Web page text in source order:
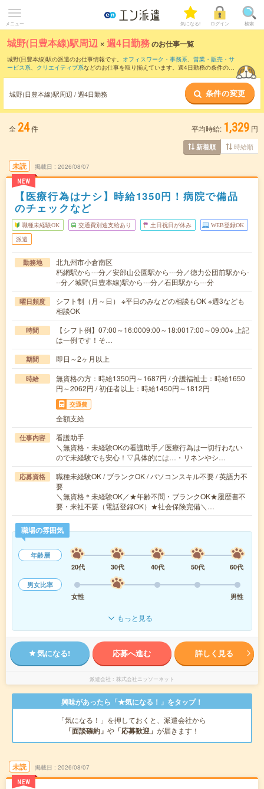
メニュー 気になる! ログイン 検索
城野(日豊本線)駅周辺 ×週4日勤務のお仕事一覧
城野(日豊本線)駅の派遣のお仕事情報です。 オフィスワーク・事務系、 営業・販売・サ
ービス系、 クリエイティブ系などのお仕事を取り揃えています。週4日勤務の条件の他
城野(日豊本線)駅周辺 / 週4日勤務 条件の変更
全 24件 平均時給: 1,329 円
新着順 時給順
未読
NEW
掲載日 2026/08/07
【医療行為はナシ】時給1350円！病院で備品
のチェックなど
職種未経験OK 交通費別途支給あり 土日祝日が休み WEB登録OK
派遣
勤務地
北九州市小倉南区
朽網駅から---分／安部山公園駅から---分／徳力公団前駅から-
--分／城野(日豊本線)駅から---分／石田駅から---分
曜日頻度
シフト制（月～日） ※平日のみなどの相談もOK ※週3なども
相談OK
時間
【シフト例】07:00～16:0009:00～18:0017:00～09:00※ 上記
は一例です！そ…
期間 即日～2ヶ月以上
時給
無資格の方：時給1350円～1687円 / 介護福祉士：時給1650
円～2062円 / 初任者以上：時給1450円～1812円
交通費
全額支給
仕事内容
看護助手
＼無資格・未経験OKの看護助手／医療行為は一切行わない
ので未経験でも安心！▽具体的には…・リネンやシ…
応募資格
職種未経験OK / ブランクOK / パソコンスキル不要 / 英語力不
要
＼無資格＊未経験OK／★年齢不問・ブランクOK★履歴書不
要・来社不要（電話登録OK）★社会保険完備＼…
職場の雰囲気
年齢層
20代
30代 40代 50代
60代
男女比率
女性
男性
もっと見る
気になる! 応募へ進む 詳しく見る
派遣会社 株式会社ニッソーネット
興味があったら「★気になる！」をタップ！
「気になる！」を押しておくと、派遣会社から
「面談確約」 や 「応募歓迎」 が届きます！
未読
NEW
掲載日 2026/08/07